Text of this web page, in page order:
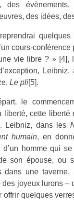
des
des idées,
quelques
cours-
vie libre ? » [4],
Le pli[5].
le
liberté, cette
Leibniz, dans les
humain, en
homme qui se
son épouse, ou
dans une taverne,
joyeux lurons –
offrir quelques